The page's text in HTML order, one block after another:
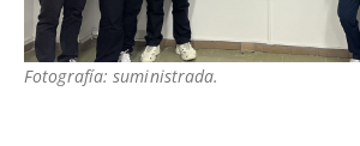
Fotografía: suministrada.